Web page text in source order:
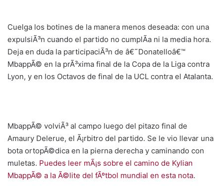
Cuelga los botines de la manera menos deseada: con una
expulsiÃ³n cuando el partido no cumplÃ­a ni la media hora.
Deja en duda la participaciÃ³n de â€˜Donatelloâ€™
MbappÃ© en la prÃ³xima final de la Copa de la Liga contra
Lyon, y en los Octavos de final de la UCL contra el Atalanta.
MbappÃ© volviÃ³ al campo luego del pitazo final de
Amaury Delerue, el Ã¡rbitro del partido. Se le vio llevar una
bota ortopÃ©dica en la pierna derecha y caminando con
muletas. Puedes leer mÃ¡s sobre el camino de Kylian
MbappÃ© a la Ã©lite del fÃºtbol mundial en esta nota.